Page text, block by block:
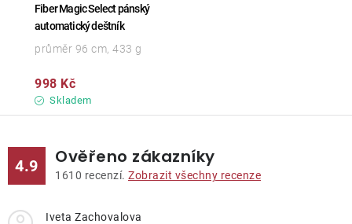
Fiber Magic Select pánský
automatický deštník
Skladem
998 Kč
průměr 96 cm, 433 g
4.9 Ověřeno zákazníky
1610 recenzí. Zobrazit všechny recenze
Iveta Zachovalova